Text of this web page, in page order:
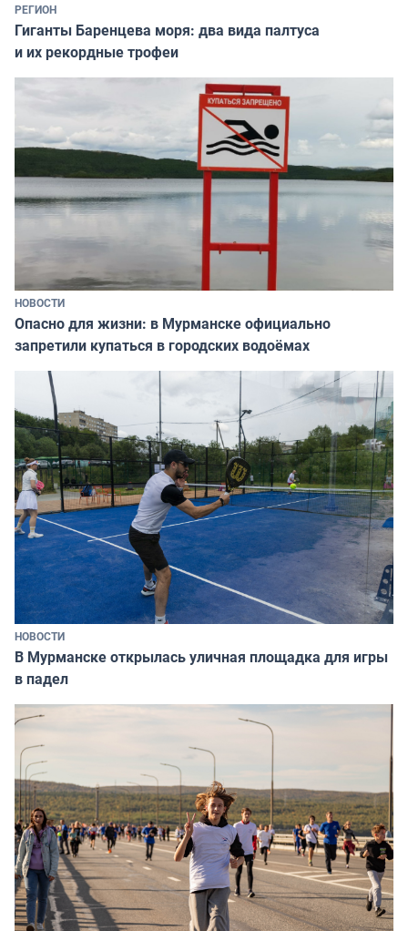
РЕГИОН
Гиганты Баренцева моря: два вида палтуса
и их рекордные трофеи
НОВОСТИ
Опасно для жизни: в Мурманске официально
запретили купаться в городских водоёмах
НОВОСТИ
В Мурманске открылась уличная площадка для игры
в падел